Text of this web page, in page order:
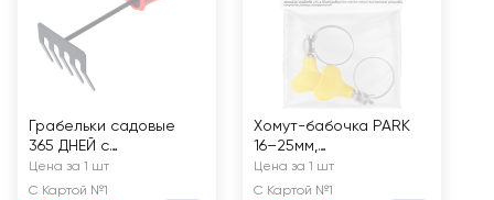
Грабельки садовые
365 ДНЕЙ с
пластиковой ручкой,
Арт. TG2103027-A
Цена за 1 шт
С Картой №1
Хомут-бабочка PARK
16–25мм,
нержавеющая сталь,
Арт. 101193, 2шт
Цена за 1 шт
С Картой №1